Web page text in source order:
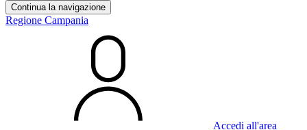
Continua la navigazione
Regione Campania
Accedi all'area